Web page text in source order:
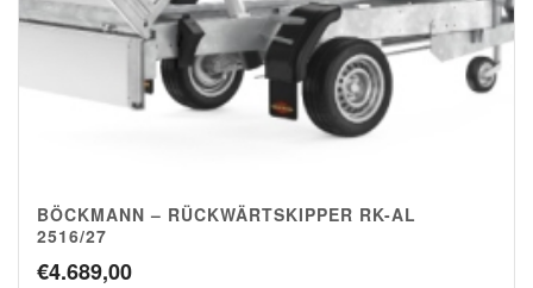
BÖCKMANN – RÜCKWÄRTSKIPPER RK-AL
2516/27
€4.689,00